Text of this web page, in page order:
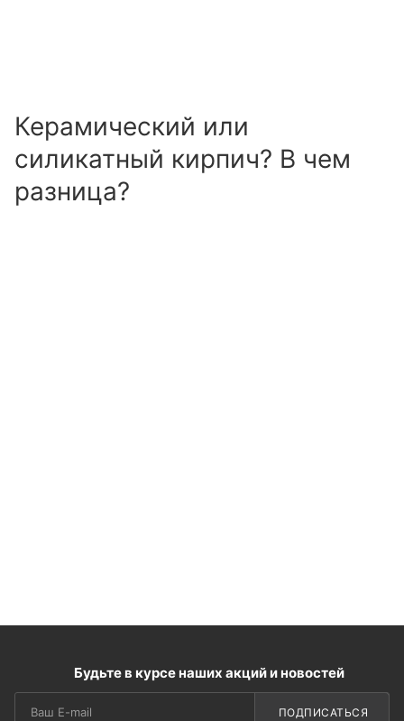
Керамический или
силикатный кирпич? В чем
разница?
Будьте в курсе наших акций и новостей
ПОДПИСАТЬСЯ